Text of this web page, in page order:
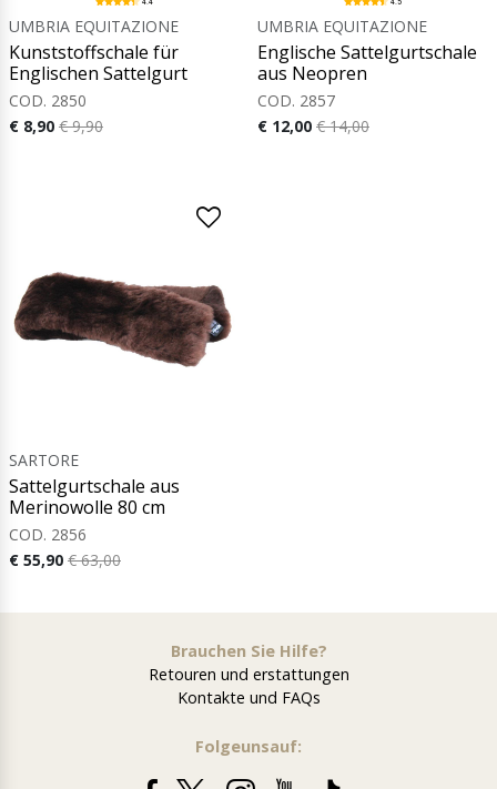
UMBRIA EQUITAZIONE
Kunststoffschale für
Englischen Sattelgurt
COD. 2850
€ 8,90 € 9,90
UMBRIA EQUITAZIONE
Englische Sattelgurtschale
aus Neopren
COD. 2857
€ 12,00 € 14,00
SARTORE
Sattelgurtschale aus
Merinowolle 80 cm
COD. 2856
€ 55,90 € 63,00
Brauchen Sie Hilfe?
Retouren und erstattungen
Kontakte und FAQs
Folgeunsauf: